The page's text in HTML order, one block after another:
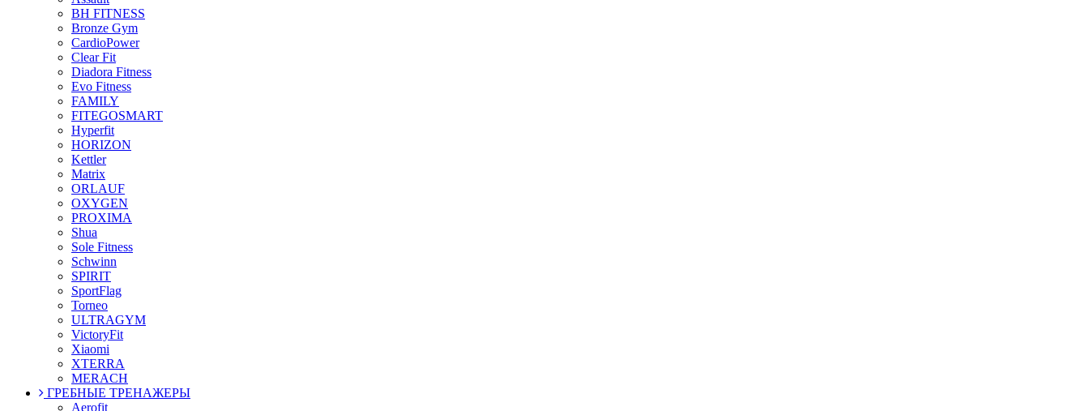
BH FITNESS
Bronze Gym
CardioPower
Clear Fit
Diadora Fitness
Evo Fitness
FAMILY
FITEGOSMART
Hyperfit
HORIZON
Kettler
Matrix
ORLAUF
OXYGEN
PROXIMA
Shua
Sole Fitness
Schwinn
SPIRIT
SportFlag
Torneo
ULTRAGYM
VictoryFit
Xiaomi
XTERRA
MERACH
ГРЕБНЫЕ ТРЕНАЖЕРЫ
Aerofit